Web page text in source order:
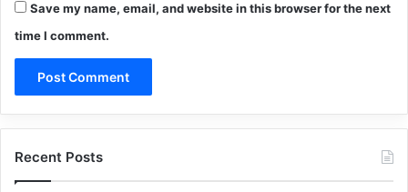
Save my name, email, and website in this browser for the next
time I comment.
Recent Posts